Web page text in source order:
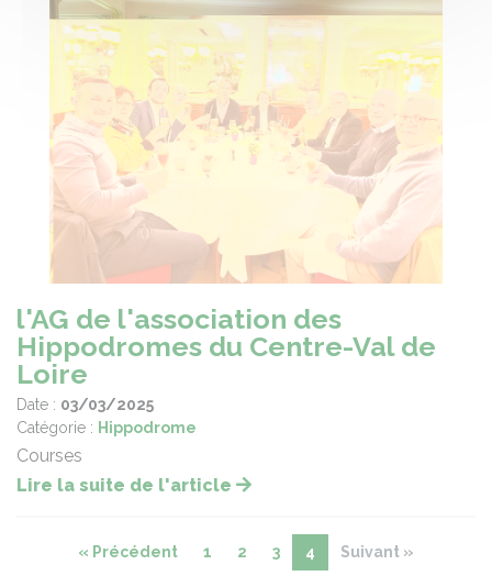
l'AG de l'association des
Hippodromes du Centre-Val de
Loire
Date : 03/03/2025
Catégorie : Hippodrome
Courses
Lire la suite de l'article
« Précédent 1 2 3 4 Suivant »